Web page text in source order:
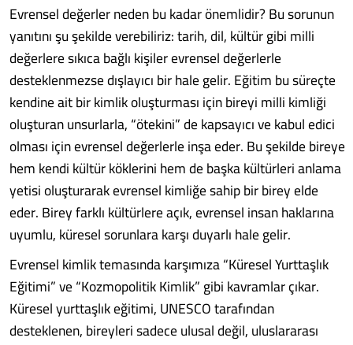
Evrensel değerler neden bu kadar önemlidir? Bu sorunun
yanıtını şu şekilde verebiliriz: tarih, dil, kültür gibi milli
değerlere sıkıca bağlı kişiler evrensel değerlerle
desteklenmezse dışlayıcı bir hale gelir. Eğitim bu süreçte
kendine ait bir kimlik oluşturması için bireyi milli kimliği
oluşturan unsurlarla, “ötekini” de kapsayıcı ve kabul edici
olması için evrensel değerlerle inşa eder. Bu şekilde bireye
hem kendi kültür köklerini hem de başka kültürleri anlama
yetisi oluşturarak evrensel kimliğe sahip bir birey elde
eder. Birey farklı kültürlere açık, evrensel insan haklarına
uyumlu, küresel sorunlara karşı duyarlı hale gelir.
Evrensel kimlik temasında karşımıza “Küresel Yurttaşlık
Eğitimi” ve “Kozmopolitik Kimlik” gibi kavramlar çıkar.
Küresel yurttaşlık eğitimi, UNESCO tarafından
desteklenen, bireyleri sadece ulusal değil, uluslararası